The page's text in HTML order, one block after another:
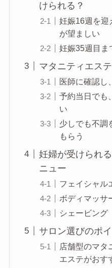
けられる？
妊娠16週を迎
が望ましい
妊娠35週目ま
マタニティエス
医師に確認し
予約当日でも
い
少しでも不調
もらう
妊婦が受けられ
ニュー
フェイシャル
ボディマッサ
シェービング
サロン選びのポ
店舗型のマタ
エステがおす